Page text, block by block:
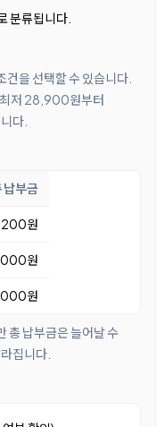
분류됩니다.
을 선택할 수 있습니다.
최저 28,900원부터
다.
납부금
원
원
원
총 납부금은 늘어날 수
집니다.